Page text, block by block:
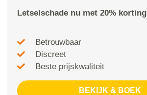
Letselschade nu met 20% korting
Betrouwbaar
Discreet
Beste prijskwaliteit
BEKIJK & BOEK